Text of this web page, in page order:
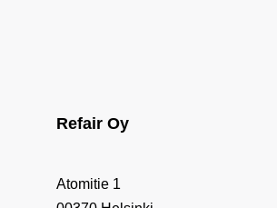
Refair Oy
Atomitie 1